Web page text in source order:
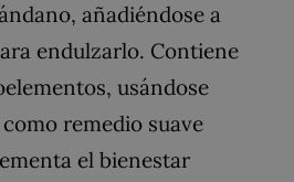
añadiéndose a
endulzarlo. Contiene
usándose
remedio suave
el bienestar